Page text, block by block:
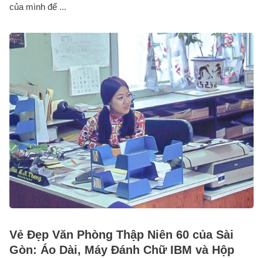
của mình để ...
Vẻ Đẹp Văn Phòng Thập Niên 60 của Sài
Gòn: Áo Dài, Máy Đánh Chữ IBM và Hộp